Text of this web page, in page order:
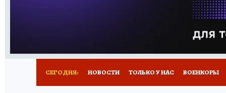
НОВОЕ
СЕГОДНЯ: НОВОСТИ ТОЛЬКО У НАС ВОЕНКОРЫ